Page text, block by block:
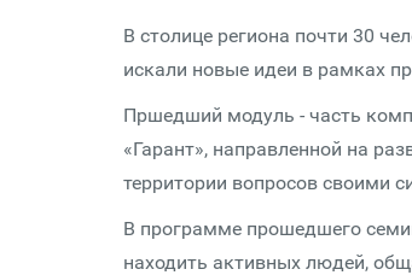
В столице региона почти 30
искали новые идеи в рамках
Пршедший модуль - часть
«Гарант», направленной на
территории вопросов своими
В программе прошедшего
находить активных людей,